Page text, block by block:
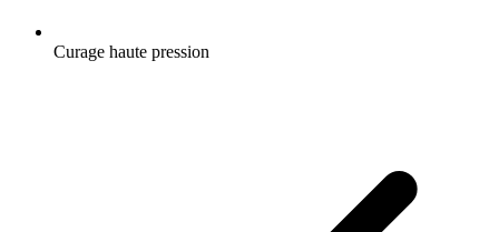
Curage haute pression